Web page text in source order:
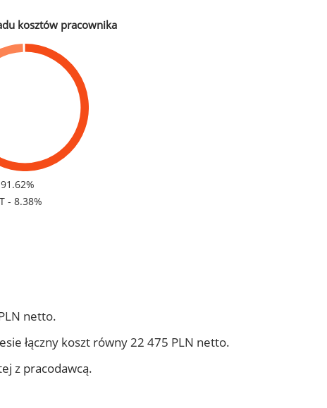
kosztów pracownika
- 8.38%
netto.
łączny koszt równy 22 475 PLN netto.
z pracodawcą.